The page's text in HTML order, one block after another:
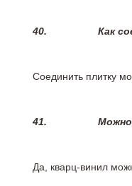
40. Как
Соединить плитку
41.
Да, кварц-винил